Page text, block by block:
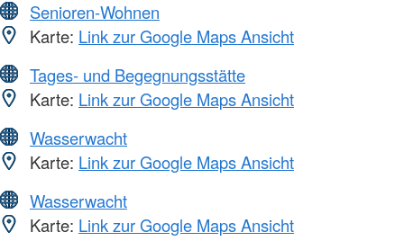
Senioren-Wohnen
Karte: Link zur Google Maps Ansicht
Tages- und Begegnungsstätte
Karte: Link zur Google Maps Ansicht
Wasserwacht
Karte: Link zur Google Maps Ansicht
Wasserwacht
Karte: Link zur Google Maps Ansicht